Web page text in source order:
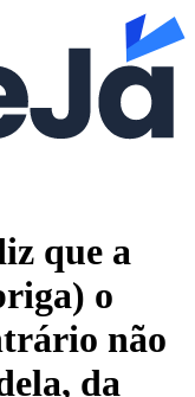
que a
o
não
da